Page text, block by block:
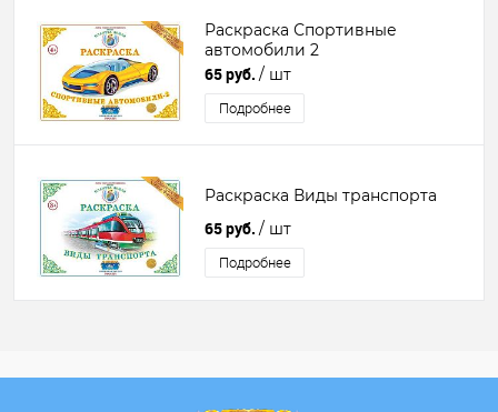
Раскраска Спортивные
автомобили 2
65 руб. / шт
Подробнее
Раскраска Виды транспорта
65 руб. / шт
Подробнее